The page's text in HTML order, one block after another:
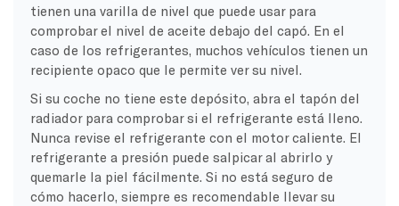
tienen una varilla de nivel que puede usar para
comprobar el nivel de aceite debajo del capó. En el
caso de los refrigerantes, muchos vehículos tienen un
recipiente opaco que le permite ver su nivel.
Si su coche no tiene este depósito, abra el tapón del
radiador para comprobar si el refrigerante está lleno.
Nunca revise el refrigerante con el motor caliente. El
refrigerante a presión puede salpicar al abrirlo y
quemarle la piel fácilmente. Si no está seguro de
cómo hacerlo, siempre es recomendable llevar su